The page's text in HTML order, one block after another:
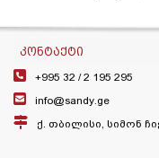
ᲙᲝᲜᲢᲐᲥᲢᲘ
+995 32 /2 195 295
info@sandy.ge
ქ. თბილისი, სიმონ